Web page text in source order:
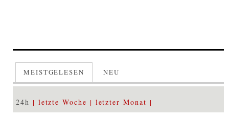
MEISTGELESEN NEU
24h letzte Woche letzter Monat